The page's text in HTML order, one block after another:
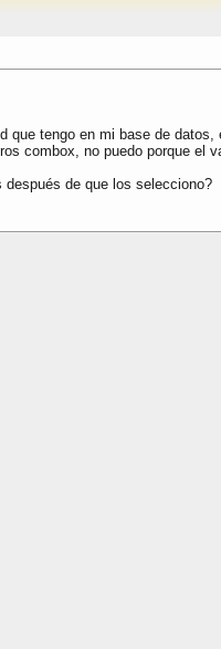
tengo en mi base de
combox, no puedo porque el
de que los selecciono?